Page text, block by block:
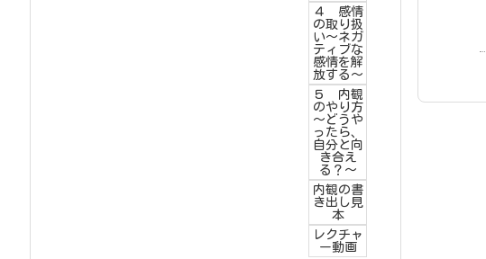
４ 感情
の取り扱
い～ネガ
ティブな
感情を解
放する～
５ 内観
のやり方
～どうや
ったら、
自分と向
き合え
る？～
内観の書
き出し見
本
レクチャ
ー動画